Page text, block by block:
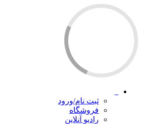
ثبت نام/ورود
فروشگاه
رادیو آنلاین